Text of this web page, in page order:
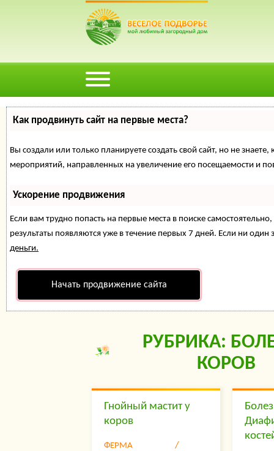
Как продвинуть сайт на первые места?
Вы создали или только планируете создать свой сайт, но не
мероприятий, направленных на увеличение его посещаемости и
Ускорение продвижения
Если вам трудно попасть на первые места в поиске
результаты появляются уже в течение первых 7 дней. Если ни один
деньги.
Начать продвижение сайта
РУБРИКА:
КОРОВ
Гнойный мастит у
коров
ФЕРМА